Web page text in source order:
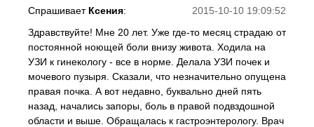
2015-10-10 19:09:52
Спрашивает Ксения:
Здравствуйте! Мне 20 лет. Уже где-то месяц страдаю от
постоянной ноющей боли внизу живота. Ходила на
УЗИ к гинекологу - все в норме. Делала УЗИ почек и
мочевого пузыря. Сказали, что незначительно опущена
правая почка. А вот недавно, буквально дней пять
назад, начались запоры, боль в правой подвздошной
области и выше. Обращалась к гастроэнтерологу. Врач